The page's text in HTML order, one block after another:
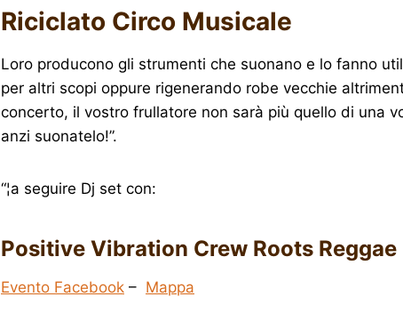
Riciclato Circo Musicale
Loro producono gli strumenti che suonano e lo fanno
per altri scopi oppure rigenerando robe vecchie
concerto, il vostro frullatore non sarà più quello di una
anzi suonatelo!”.
“¦a seguire Dj set con:
Positive Vibration Crew Roots Reggae
Evento Facebook – Mappa